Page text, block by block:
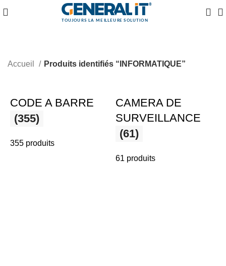
Accueil Produits identifiés “INFORMATIQUE”
CODE A BARRE
(355)
355 produits
CAMERA DE
SURVEILLANCE
(61)
61 produits